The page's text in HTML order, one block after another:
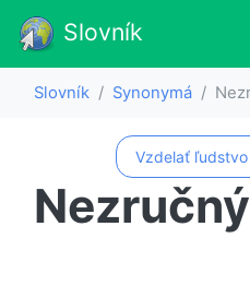
Slovník
Slovník Synonymá
Vzdelať
Nezručný